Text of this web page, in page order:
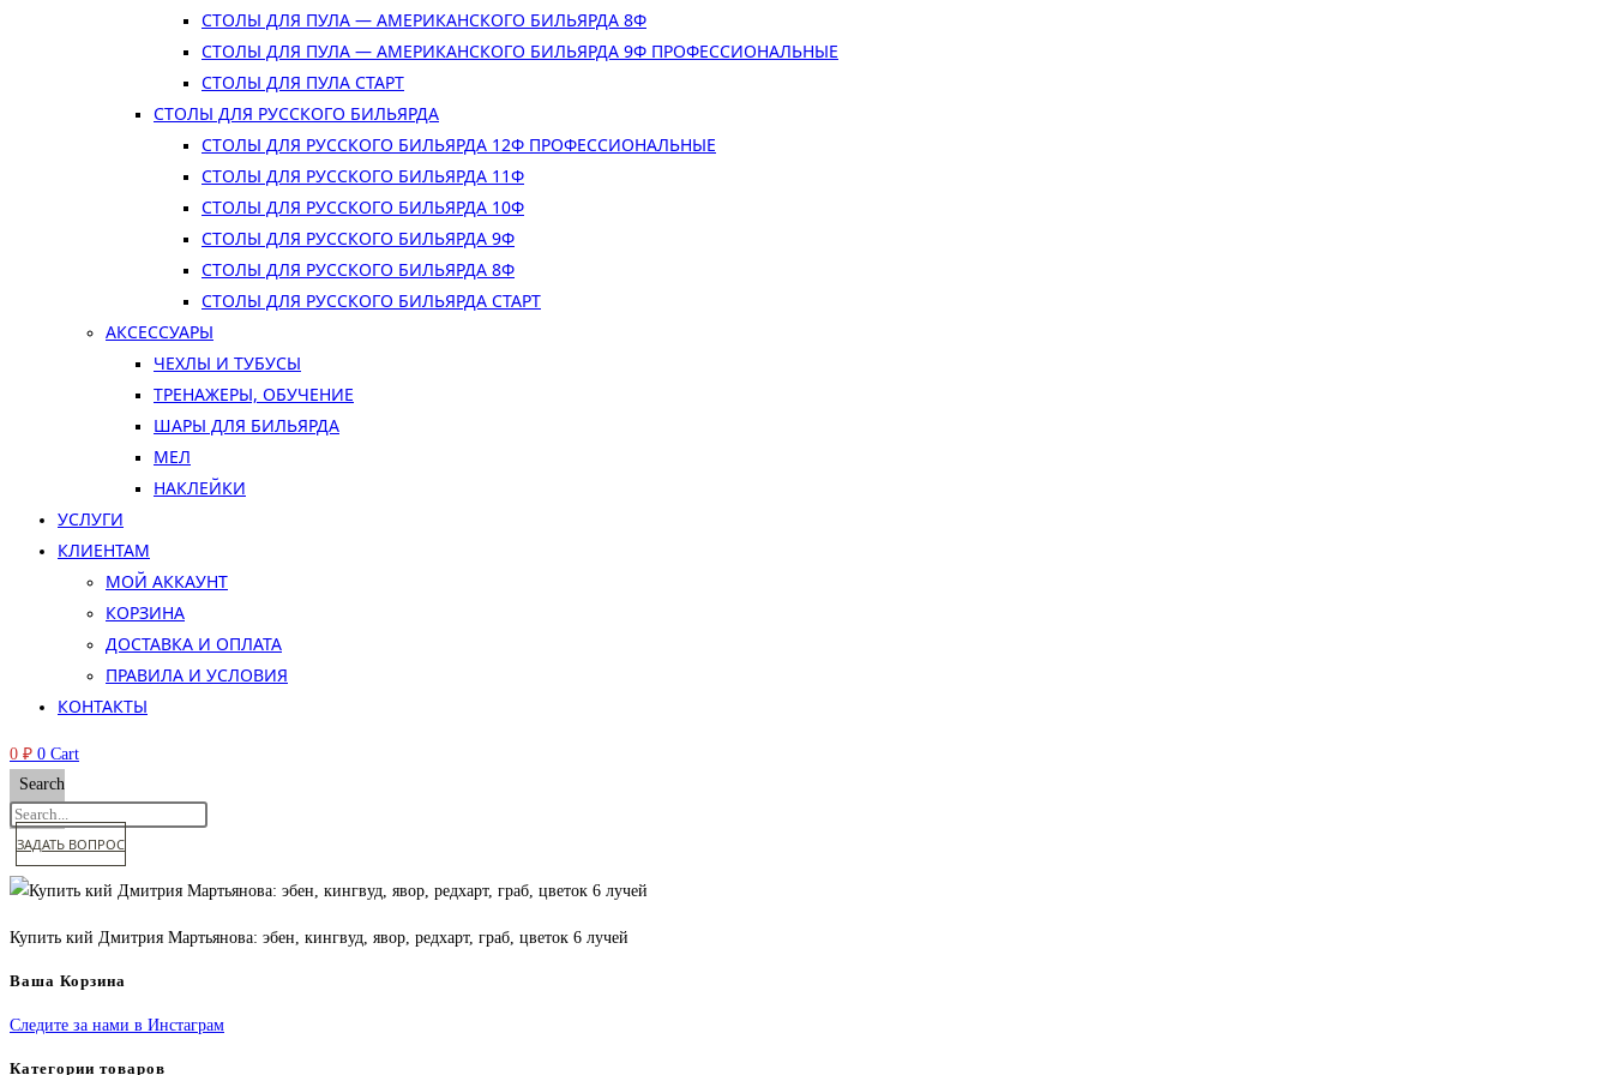
СТОЛЫ ДЛЯ ПУЛА — АМЕРИКАНСКОГО БИЛЬЯРДА 8Ф
СТОЛЫ ДЛЯ ПУЛА — АМЕРИКАНСКОГО БИЛЬЯРДА 9Ф ПРОФЕССИОНАЛЬНЫЕ
СТОЛЫ ДЛЯ ПУЛА СТАРТ
СТОЛЫ ДЛЯ РУССКОГО БИЛЬЯРДА
СТОЛЫ ДЛЯ РУССКОГО БИЛЬЯРДА 12Ф ПРОФЕССИОНАЛЬНЫЕ
СТОЛЫ ДЛЯ РУССКОГО БИЛЬЯРДА 11Ф
СТОЛЫ ДЛЯ РУССКОГО БИЛЬЯРДА 10Ф
СТОЛЫ ДЛЯ РУССКОГО БИЛЬЯРДА 9Ф
СТОЛЫ ДЛЯ РУССКОГО БИЛЬЯРДА 8Ф
СТОЛЫ ДЛЯ РУССКОГО БИЛЬЯРДА СТАРТ
АКСЕССУАРЫ
ЧЕХЛЫ И ТУБУСЫ
ТРЕНАЖЕРЫ, ОБУЧЕНИЕ
ШАРЫ ДЛЯ БИЛЬЯРДА
МЕЛ
НАКЛЕЙКИ
УСЛУГИ
КЛИЕНТАМ
МОЙ АККАУНТ
КОРЗИНА
ДОСТАВКА И ОПЛАТА
ПРАВИЛА И УСЛОВИЯ
КОНТАКТЫ
0 ₽ 0 Cart
Search
ЗАДАТЬ ВОПРОС
Купить кий Дмитрия Мартьянова: эбен, кингвуд, явор, редхарт, граб, цветок 6 лучей
Ваша Корзина
Следите за нами в Инстаграм
Категории товаров